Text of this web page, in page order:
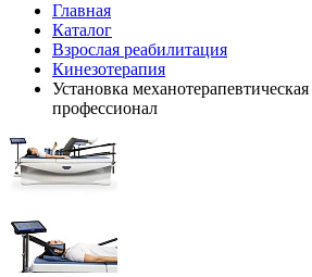
Главная
Каталог
Взрослая реабилитация
Кинезотерапия
Установка
профессионал